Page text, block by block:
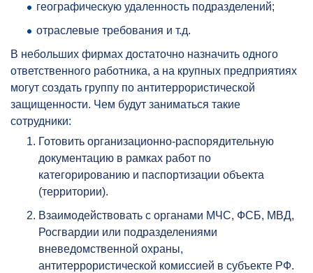
географическую удаленность подразделений;
отраслевые требования и т.д.
В небольших фирмах достаточно назначить одного
ответственного работника, а на крупных предприятиях
могут создать группу по антитеррористической
защищенности. Чем будут заниматься такие
сотрудники:
Готовить организационно-распорядительную
документацию в рамках работ по
категорированию и паспортизации объекта
(территории).
Взаимодействовать с органами МЧС, ФСБ, МВД,
Росгвардии или подразделениями
вневедомственной охраны,
антитеррористической комиссией в субъекте РФ.